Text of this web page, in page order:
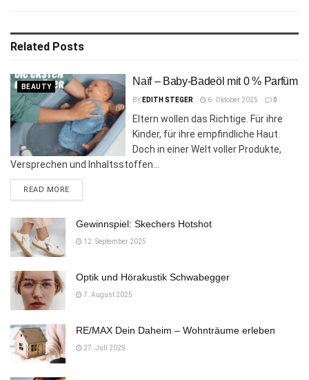
Related Posts
BEAUTY Naïf – Baby-Badeöl mit 0 % Parfüm
BY EDITH STEGER 6. Oktober 2025 0
Eltern wollen das Richtige. Für ihre
Kinder, für ihre empfindliche Haut.
Doch in einer Welt voller Produkte,
Versprechen und Inhaltsstoffen...
READ MOREDETAILS
Gewinnspiel: Skechers Hotshot
12. September 2025
Optik und Hörakustik Schwabegger
7. August 2025
RE/MAX Dein Daheim – Wohnträume erleben
27. Juli 2025